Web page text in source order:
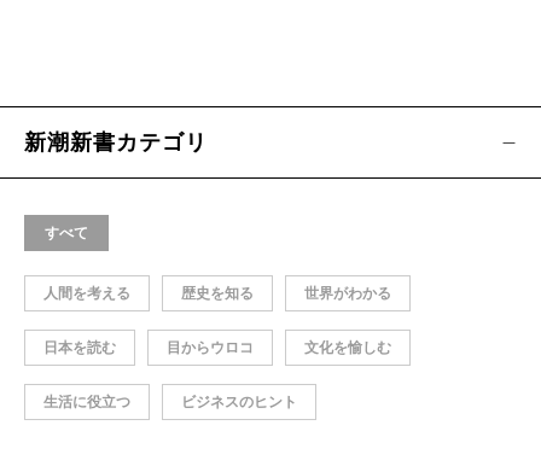
新潮新書カテゴリ
すべて
人間を考える 歴史を知る 世界がわかる
日本を読む 目からウロコ 文化を愉しむ
生活に役立つ ビジネスのヒント